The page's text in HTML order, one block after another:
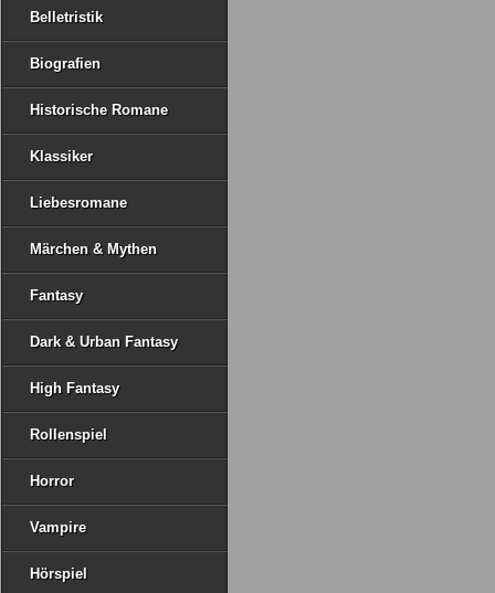
Belletristik
Biografien
Historische Romane
Klassiker
Liebesromane
Märchen & Mythen
Fantasy
Dark & Urban Fantasy
High Fantasy
Rollenspiel
Horror
Vampire
Hörspiel